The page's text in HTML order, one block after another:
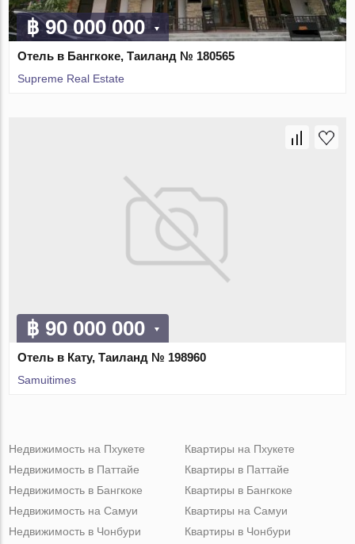
฿ 90 000 000
Отель в Бангкоке, Таиланд № 180565
Supreme Real Estate
฿ 90 000 000
Отель в Кату, Таиланд № 198960
Samuitimes
Недвижимость на Пхукете
Недвижимость в Паттайе
Недвижимость в Бангкоке
Недвижимость на Самуи
Недвижимость в Чонбури
Квартиры на Пхукете
Квартиры в Паттайе
Квартиры в Бангкоке
Квартиры на Самуи
Квартиры в Чонбури